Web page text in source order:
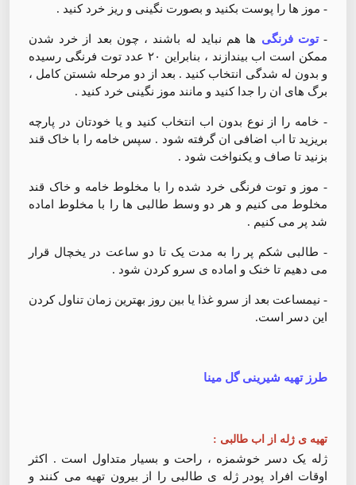
- موز ها را پوست بکنید و بصورت نگینی و ریز خرد کنید .
-توت فرنگی ها هم نباید له باشند ، چون بعد از خرد شدن
ممکن است اب بیندازند ، بنابراین ۲۰ عدد توت فرنگی رسیده
و بدون له شدگی انتخاب کنید . بعد از دو مرحله شستن کامل ،
برگ های ان را جدا کنید و مانند موز نگینی خرد کنید .
- خامه را از نوع بدون اب انتخاب کنید و یا خودتان در پارچه
بریزید تا اب اضافی ان گرفته شود . سپس خامه را با خاک قند
بزنید تا صاف و یکنواخت شود .
- موز و توت فرنگی خرد شده را با مخلوط خامه و خاک قند
مخلوط می کنیم و هر دو وسط طالبی ها را با مخلوط اماده
شد پر می کنیم .
- طالبی شکم پر را به مدت یک تا دو ساعت در یخچال قرار
می دهیم تا خنک و اماده ی سرو کردن شود ‌.
- نیمساعت بعد از سرو غذا یا بین روز بهترین زمان تناول کردن
این دسر است.
طرز تهیه شیرینی گل مینا
تهیه ی ژله از اب طالبی :
ژله یک دسر خوشمزه ، راحت و بسیار متداول است . اکثر
اوقات افراد پودر ژله ی طالبی را از بیرون تهیه می کنند و